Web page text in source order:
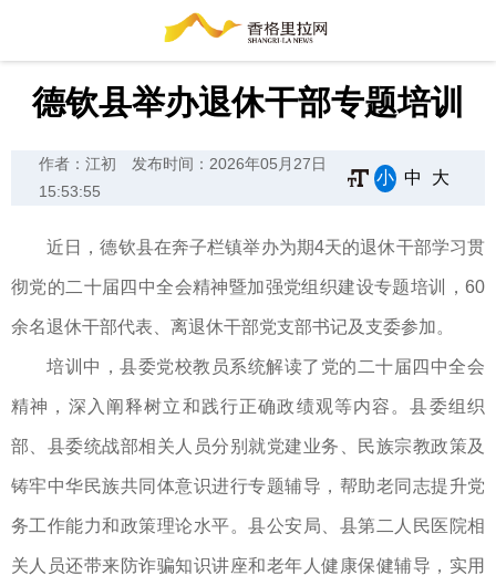
德钦县举办退休干部专题培训
作者：江初
发布时间：2026年05月27日
15:53:55
小 中 大
近日，德钦县在奔子栏镇举办为期4天的退休干部学习贯
彻党的二十届四中全会精神暨加强党组织建设专题培训，60
余名退休干部代表、离退休干部党支部书记及支委参加。
培训中，县委党校教员系统解读了党的二十届四中全会
精神，深入阐释树立和践行正确政绩观等内容。县委组织
部、县委统战部相关人员分别就党建业务、民族宗教政策及
铸牢中华民族共同体意识进行专题辅导，帮助老同志提升党
务工作能力和政策理论水平。县公安局、县第二人民医院相
关人员还带来防诈骗知识讲座和老年人健康保健辅导，实用